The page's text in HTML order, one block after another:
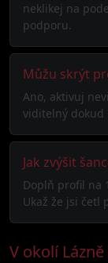
neklikej na
podporu.
Můžu skrýt
Ano, aktivuj
viditelný dokud
Jak zvýšit
Doplň profil na
Ukaž že jsi četl
V okolí